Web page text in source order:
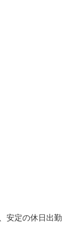
安定の休日出勤